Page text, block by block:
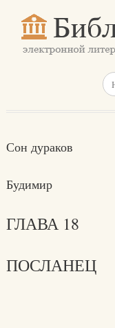
Сон дураков
Будимир
ГЛАВА 18
ПОСЛАНЕЦ